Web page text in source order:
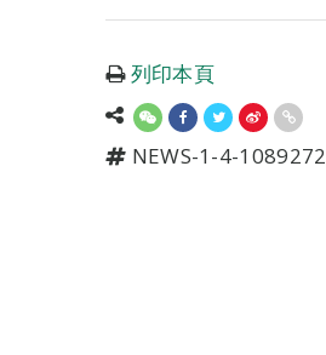
列印本頁
NEWS-1-4-1089272